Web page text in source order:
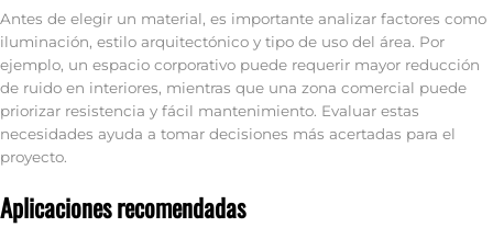
Antes de elegir un material, es importante analizar factores como
iluminación, estilo arquitectónico y tipo de uso del área. Por
ejemplo, un espacio corporativo puede requerir mayor reducción
de ruido en interiores, mientras que una zona comercial puede
priorizar resistencia y fácil mantenimiento. Evaluar estas
necesidades ayuda a tomar decisiones más acertadas para el
proyecto.
Aplicaciones recomendadas